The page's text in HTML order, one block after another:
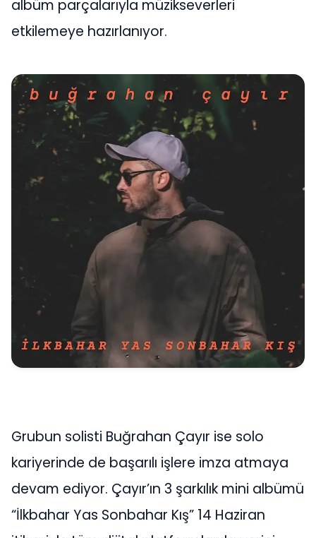
albüm parçalarıyla müzikseverleri
etkilemeye hazırlanıyor.
Grubun solisti Buğrahan Çayır ise solo
kariyerinde de başarılı işlere imza atmaya
devam ediyor. Çayır’ın 3 şarkılık mini albümü
“İlkbahar Yas Sonbahar Kış” 14 Haziran